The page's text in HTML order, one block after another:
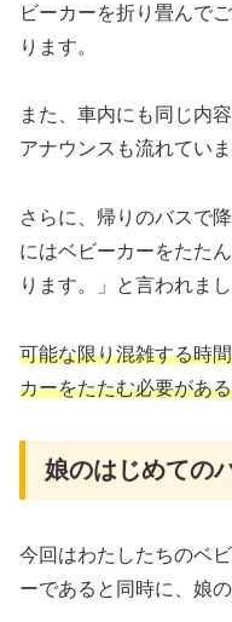
ビーカーを折り畳んで
ります。
また、車内にも同じ内
アナウンスも流れていま
さらに、帰りのバスで
にはベビーカーをたた
ります。」と言われまし
可能な限り混雑する時
カーをたたむ必要があ
娘のはじめての
今回はわたしたちのベ
ーであると同時に、娘